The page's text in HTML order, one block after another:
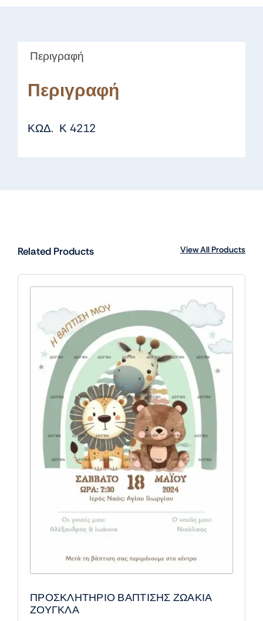
Περιγραφή
Περιγραφή
ΚΩΔ. Κ 4212
Related Products View All Products
ΠΡΟΣΚΛΗΤΗΡΙΟ ΒΑΠΤΙΣΗΣ ΖΩΑΚΙΑ
ΖΟΥΓΚΛΑ